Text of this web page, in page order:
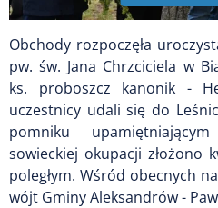
Obchody rozpoczęła
pw. św. Jana Chrzciciela w
ks. proboszcz kanonik -
uczestnicy udali się do
pomniku
sowieckiej okupacji złożono
poległym. Wśród obecnych
wójt Gminy Aleksandrów -